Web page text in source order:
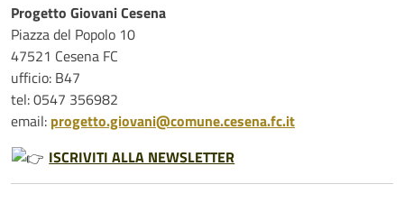
Progetto Giovani Cesena
Piazza del Popolo 10
47521 Cesena FC
ufficio: B47
tel: ‭0547 356982
email: progetto.giovani@comune.cesena.fc.it
ISCRIVITI ALLA NEWSLETTER